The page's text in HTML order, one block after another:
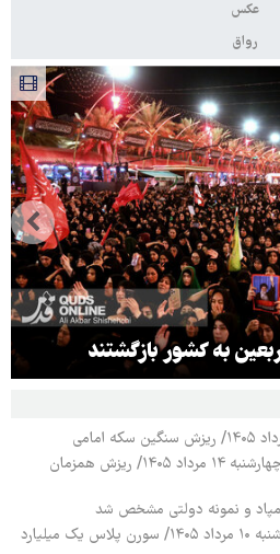
عکس
رواق
قیمت محصولات ایران خودرو چهارشنبه ۱۴ مرداد ۱۴۰۵/ ریزش همزمان
و نمونه دولتی مشخص شد
قیمت محصولات ایران خودرو شنبه ۱۰ مرداد ۱۴۰۵/ سورن پلاس یک میلیارد